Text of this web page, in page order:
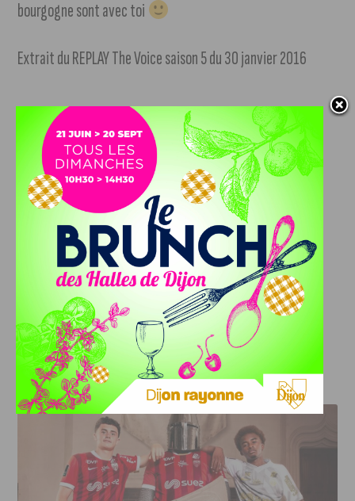
bourgogne sont avec toi
Extrait du REPLAY The Voice saison 5 du 30 janvier 2016
J'AIME LE DFCO